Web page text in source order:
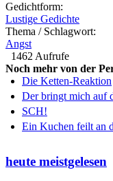
Gedichtform:
Lustige Gedichte
Thema / Schlagwort:
Angst
1462 Aufrufe
Noch mehr von der
Die Ketten-Reaktion
Der bringt mich auf
SCH!
Ein Kuchen feilt an
heute meistgelesen